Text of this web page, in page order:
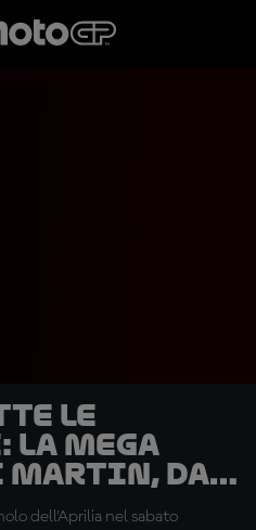
le
la mega
Martin, da
dell'Aprilia nel sabato